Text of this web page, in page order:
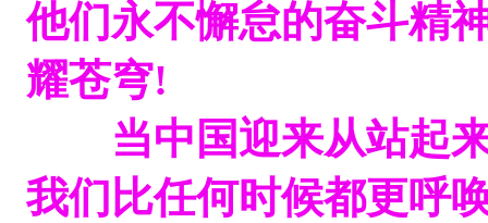
他们永不懈怠的奋斗精
耀苍穹!
当中国迎来从站起来
我们比任何时候都更呼